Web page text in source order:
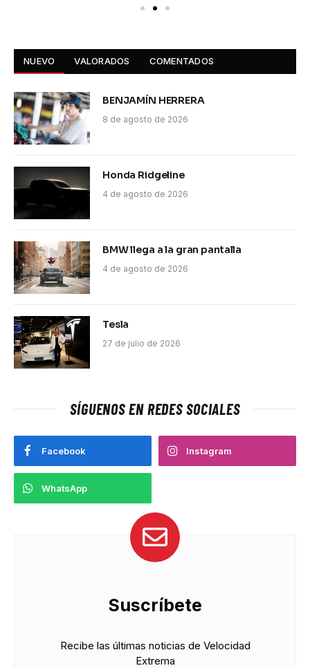
NUEVO VALORADOS COMENTADOS
BENJAMÍN HERRERA
8 de agosto de 2026
Honda Ridgeline
4 de agosto de 2026
BMW llega a la gran pantalla
4 de agosto de 2026
Tesla
27 de julio de 2026
SÍGUENOS EN REDES SOCIALES
Facebook Instagram
WhatsApp
Suscríbete
Recibe las últimas noticias de Velocidad
Extrema